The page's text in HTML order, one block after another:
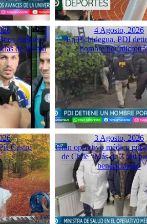
Juniors:
de Prensa
4 Agosto, 2026
En Pichidegua, PDI
hombre por
Castro
3 Agosto, 2026
Gran operativo médico
de Chile “Más de 3 mil
beneficiaron”